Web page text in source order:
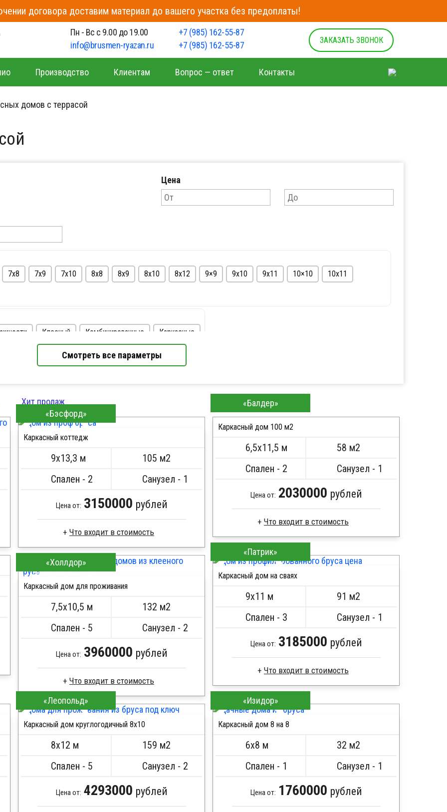
договора доставим материал до вашего участка без предоплаты!
Пн - Вс с 9.00 до 19.00
info@brusmen-ryazan.ru
+7 (985) 162-55-87
+7 (985) 162-55-87
ЗАКАЗАТЬ ЗВОНОК
Производство Клиентам Вопрос — ответ Контакты
домов с террасой
Цена
7х8 7х9 7х10 8х8 8х9 8х10 8х12 9×9 9х10 9х11 10×10 10х11
Клееный Комбинированные Каркасные
Этажность
Смотреть все параметры
Хит продаж
ПОДРОБНЕЕ
«Бэсфорд»
Каркасный коттедж
9х13,3 м
105 м2
Спален - 2
Санузел - 1
Цена от: 3150000 рублей
Что входит в стоимость
Доска сухая строганная
Стропила, балки 50х200 мм
Кровля металлочерепица
Метизы, саморезы, гвозди
Сборка на березовые нагеля, джут
Металлические сваи 108 диаметр
ПОДРОБНЕЕ
«Балдер»
Каркасный дом 100 м2
6,5х11,5 м
58 м2
Спален - 2
Санузел - 1
Цена от: 2030000 рублей
Что входит в стоимость
Пиломатериал камерной сушки
Стропила, балки 50х200 мм
Кровля металлочерепица
Метизы, саморезы, гвозди
Сборка на березовые нагеля, джут
ПОДРОБНЕЕ
«Холлдор»
Каркасный дом для проживания
7,5х10,5 м
132 м2
Спален - 5
Санузел - 2
Цена от: 3960000 рублей
Что входит в стоимость
Доска сухая строганная
Стропила, балки 50х200 мм
Кровля металлочерепица
Сборка на березовые нагеля, джут
Металлические сваи 108 диаметр
ПОДРОБНЕЕ
«Патрик»
Каркасный дом на сваях
9х11 м
91 м2
Спален - 3
Санузел - 1
Цена от: 3185000 рублей
Что входит в стоимость
Пиломатериал камерной сушки
Стропила, балки 50х200 мм
Кровля металлочерепица
Метизы, саморезы, гвозди
Сборка на березовые нагеля, джут
ПОДРОБНЕЕ
«Леопольд»
Каркасный дом круглогодичный 8х10
8х12 м
159 м2
Спален - 5
Санузел - 2
Цена от: 4293000 рублей
ПОДРОБНЕЕ
«Изидор»
Каркасный дом 8 на 8
6х8 м
32 м2
Спален - 1
Санузел - 1
Цена от: 1760000 рублей